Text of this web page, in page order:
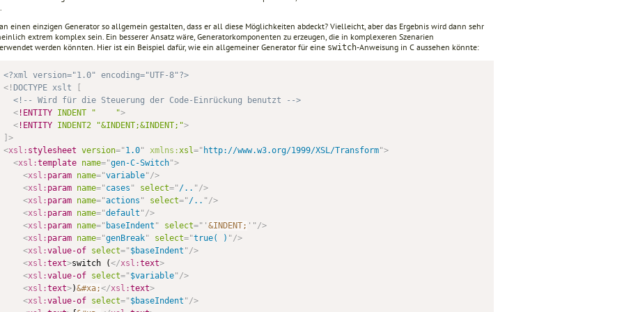
einen einzigen Generator so allgemein gestalten, dass er all diese Möglichkeiten abdeckt? Vielleicht, aber das Ergebnis wird dann sehr
extrem komplex sein. Ein besserer Ansatz wäre, Generatorkomponenten zu erzeugen, die in komplexeren Szenarien
werden könnten. Hier ist ein Beispiel dafür, wie ein allgemeiner Generator für eine switch-Anweisung in C aussehen könnte:
<?xml version="1.0" encoding="UTF-8"?>
<! DOCTYPE xslt
[
<!-- Wird für die Steuerung der Code-Einrückung benutzt -->
<!ENTITY INDENT " ">
<!ENTITY INDENT2 "&INDENT;&INDENT;">
] >
<xsl: stylesheet version="1.0" xmlns: xsl=" http://www.w3.org/1999/XSL/Transform">
<xsl:template name="gen-C-Switch">
<xsl: param name="variable"/>
<xsl: param name="cases " select="/.. "/>
<xsl: param name="actions " select="/.. "/>
<xsl: param name="default "/>
<xsl: param name=" baseIndent " select=" ' &INDENT; ' "/>
<xsl: param name="genBreak" select="true( ) "/>
<xsl:value-of select="$baseIndent "/>
<xsl:text>switch (</xsl:text>
<xsl:value-of select="$variable"/>
<xsl:text>)&#xa;</xsl:text>
<xsl:value-of select="$baseIndent "/>